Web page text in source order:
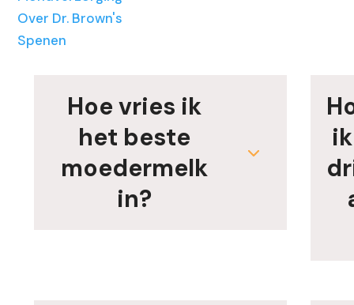
Over Dr. Brown's
Spenen
Hoe vries ik
het beste
moedermelk
in?